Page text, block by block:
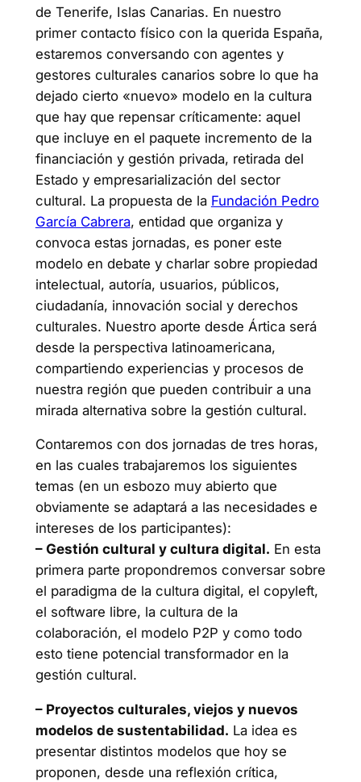
de Tenerife, Islas Canarias. En nuestro
primer contacto físico con la querida España,
estaremos conversando con agentes y
gestores culturales canarios sobre lo que ha
dejado cierto «nuevo» modelo en la cultura
que hay que repensar críticamente: aquel
que incluye en el paquete incremento de la
financiación y gestión privada, retirada del
Estado y empresarialización del sector
cultural. La propuesta de la Fundación Pedro
García Cabrera, entidad que organiza y
convoca estas jornadas, es poner este
modelo en debate y charlar sobre propiedad
intelectual, autoría, usuarios, públicos,
ciudadanía, innovación social y derechos
culturales. Nuestro aporte desde Ártica será
desde la perspectiva latinoamericana,
compartiendo experiencias y procesos de
nuestra región que pueden contribuir a una
mirada alternativa sobre la gestión cultural.
Contaremos con dos jornadas de tres horas,
en las cuales trabajaremos los siguientes
temas (en un esbozo muy abierto que
obviamente se adaptará a las necesidades e
intereses de los participantes):
– Gestión cultural y cultura digital. En esta
primera parte propondremos conversar sobre
el paradigma de la cultura digital, el copyleft,
el software libre, la cultura de la
colaboración, el modelo P2P y como todo
esto tiene potencial transformador en la
gestión cultural.
– Proyectos culturales, viejos y nuevos
modelos de sustentabilidad. La idea es
presentar distintos modelos que hoy se
proponen, desde una reflexión crítica,